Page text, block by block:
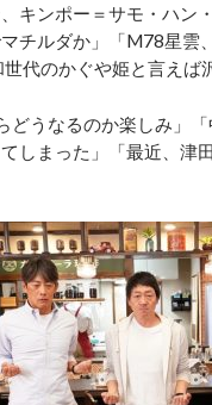
キンポー＝サモ・ハン
チルダか」「M78星
代のかぐや姫と言えば
うなるのか楽しみ」
しまった」「最近、津